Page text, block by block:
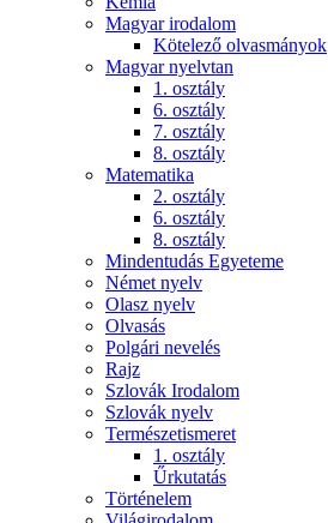
Magyar irodalom
Kötelező olvasmányok
Magyar nyelvtan
1. osztály
6. osztály
7. osztály
8. osztály
Matematika
2. osztály
6. osztály
8. osztály
Mindentudás Egyeteme
Német nyelv
Olasz nyelv
Olvasás
Polgári nevelés
Rajz
Szlovák Irodalom
Szlovák nyelv
Természetismeret
1. osztály
Űrkutatás
Történelem